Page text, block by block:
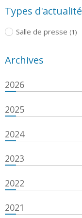
Types d'actualité
Salle de presse (1)
Archives
2026
2025
2024
2023
2022
2021